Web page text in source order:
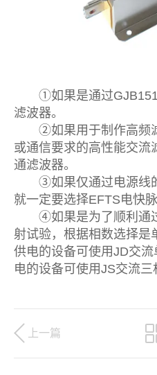
①如果是通过
滤波器。
②如果用于制作高频滤
或通信要求的高性能交流
通滤波器。
③如果仅通过电源线的
就一定要选择EFTS电快
④如果是为了顺利通过
射试验，根据相数选择是
供电的设备可使用JD交
电的设备可使用JS交流三
上一篇